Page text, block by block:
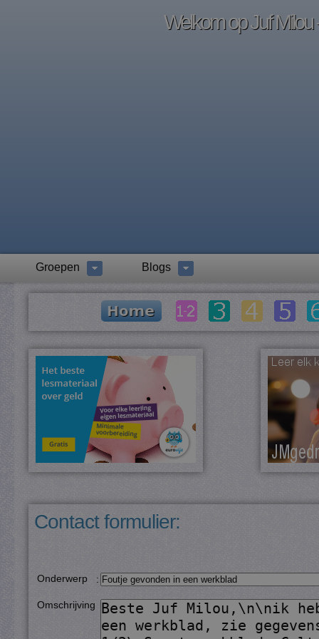
Welkom op Juf Milou
Groepen Blogs
Contact formulier:
Onderwerp :
Omschrijving